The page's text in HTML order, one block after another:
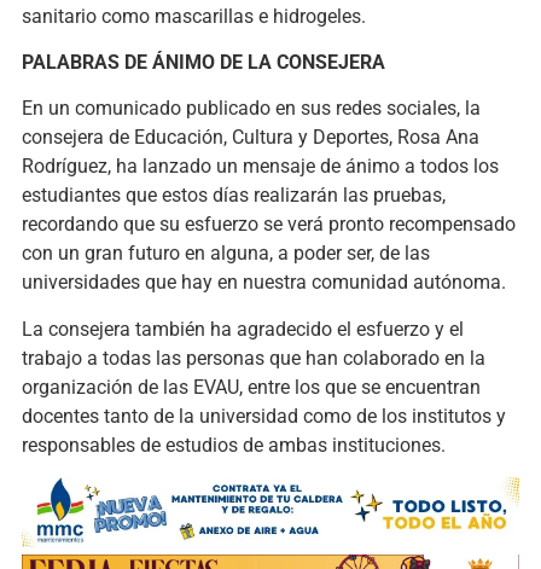
sanitario como mascarillas e hidrogeles.
PALABRAS DE ÁNIMO DE LA CONSEJERA
En un comunicado publicado en sus redes sociales, la
consejera de Educación, Cultura y Deportes, Rosa Ana
Rodríguez, ha lanzado un mensaje de ánimo a todos los
estudiantes que estos días realizarán las pruebas,
recordando que su esfuerzo se verá pronto recompensado
con un gran futuro en alguna, a poder ser, de las
universidades que hay en nuestra comunidad autónoma.
La consejera también ha agradecido el esfuerzo y el
trabajo a todas las personas que han colaborado en la
organización de las EVAU, entre los que se encuentran
docentes tanto de la universidad como de los institutos y
responsables de estudios de ambas instituciones.